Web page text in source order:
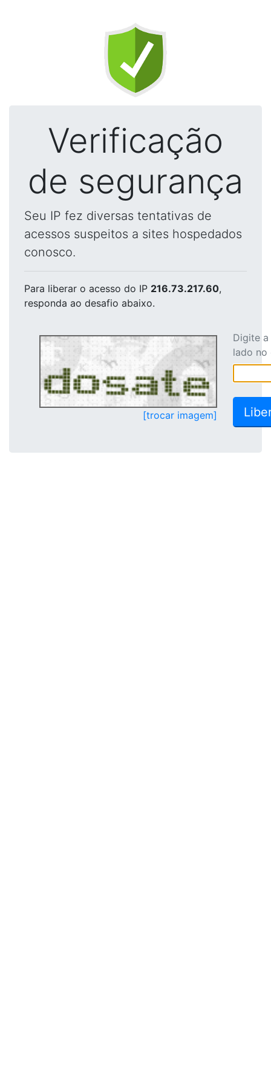
Verificação
de segurança
Seu IP fez diversas tentativas de
acessos suspeitos a sites hospedados
conosco.
Para liberar o acesso do IP 216.73.217.60,
responda ao desafio abaixo.
[trocar imagem]
Digite
lado no